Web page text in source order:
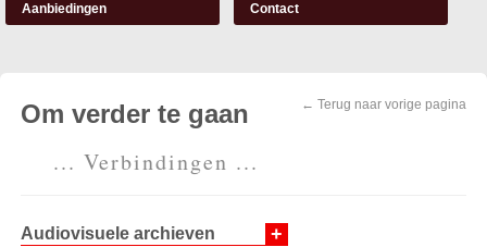
Aanbiedingen Contact
← Terug naar vorige pagina
Om verder te gaan
... Verbindingen ...
Audiovisuele archieven +